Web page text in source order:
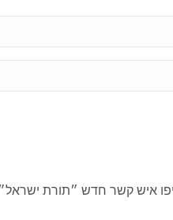
איש קשר חדש ״תורת